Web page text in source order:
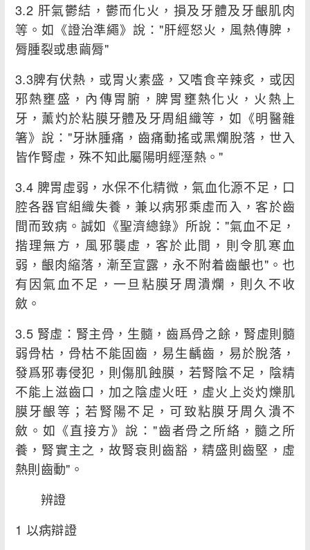
3.2 肝氣鬱結，鬱而化火，損及牙體及牙齦肌肉
等。如《證治準繩》說："肝經怒火，風熱傳脾，
脣腫裂或患繭脣"
3.3脾有伏熱，或胃火素盛，又嗜食辛辣炙，或因
邪熱壅盛，內傳胃腑，脾胃壅熱化火，火熱上
牙，薰灼於粘膜牙體及牙周組織等，如《明醫雜
箸》說："牙牀腫痛，齒痛動搖或黑爛脫落，世入
皆作腎虛，殊不知此屬陽明經溼熱。"
3.4 脾胃虛弱，水保不化精微，氣血化源不足，口
腔各器官組織失養，兼以病邪乘虛而入，客於齒
間而致病。誠如《聖濟總錄》所說："氣血不足，
揩理無方，風邪襲虛，客於此間，則令肌寒血
弱，齦肉縮落，漸至宣露，永不附着齒齦也"。也
有因氣血不足，一旦粘膜牙周潰爛，則久不收
斂。
3.5 腎虛：腎主骨，生髓，齒爲骨之餘，腎虛則髓
弱骨枯，骨枯不能固齒，易生齲齒，易於脫落，
發爲邪毒侵犯，則傷肌蝕膜，若腎陰不足，陰精
不能上滋齒口，加之陰虛火旺，虛火上炎灼爍肌
膜牙齦等；若腎陽不足，可致粘膜牙周久潰不
斂。如《直接方》說："齒者骨之所絡，髓之所
養，腎實主之，故腎衰則齒豁，精盛則齒堅，虛
熱則齒動"。
辨證
1 以病辯證